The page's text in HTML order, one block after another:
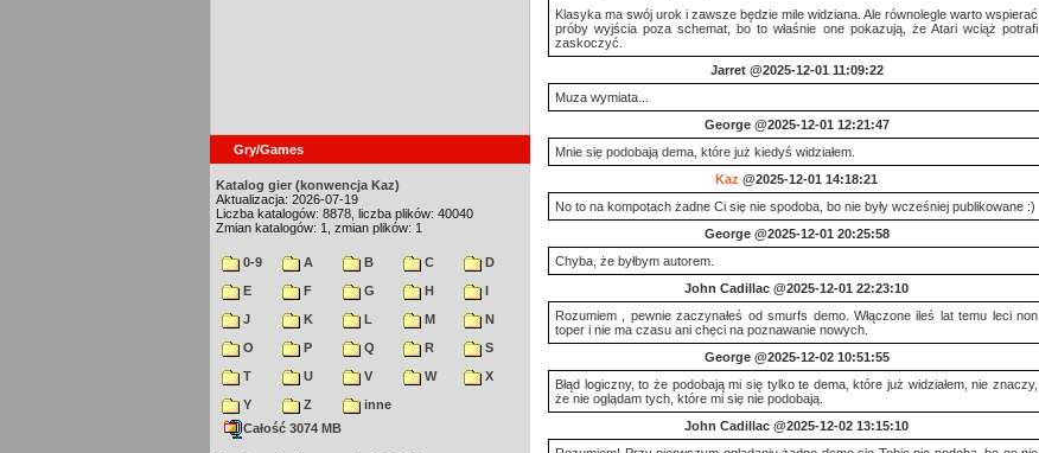
Gry/Games
Katalog gier (konwencja Kaz)
Aktualizacja: 2026-07-19
Liczba katalogów: 8878, liczba plików: 40040
Zmian katalogów: 1, zmian plików: 1
0-9 A B C
D
E
F G H
I
J
K L M
N
O
P Q R
S
T
U V W
X
Y
Z
inne
Całość 3074 MB
Klasyka ma swój urok i zawsze będzie mile widziana. Ale równolegle warto wspierać
próby wyjścia poza schemat, bo to właśnie one pokazują, że Atari wciąż potrafi
zaskoczyć.
Jarret@2025-12-01 11:09:22
Muza wymiata...
George@2025-12-01 12:21:47
Mnie się podobają dema, które już kiedyś widziałem.
Kaz @2025-12-01 14:18:21
No to na kompotach żadne Ci się nie spodoba, bo nie były wcześniej publikowane :)
George@2025-12-01 20:25:58
Chyba, że byłbym autorem.
John Cadillac @2025-12-01 22:23:10
Rozumiem , pewnie zaczynałeś od smurfs demo. Włączone ileś lat temu leci non
toper i nie ma czasu ani chęci na poznawanie nowych.
George@2025-12-02 10:51:55
Błąd logiczny, to że podobają mi się tylko te dema, które już widziałem, nie znaczy,
że nie oglądam tych, które mi się nie podobają.
John Cadillac @2025-12-02 13:15:10